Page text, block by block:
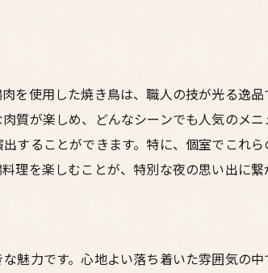
最適な個室居酒屋
イベートな空間と絶品鶏料理を楽しむ
溢れる個室で過ごす
を使用した焼き鳥は、職人の技が光る逸
質が楽しめ、どんなシーンでも人気のメ
することができます。特に、個室でこれ
理を楽しむことが、特別な夜の思い出に繋
力です。心地よい落ち着いた雰囲気の中